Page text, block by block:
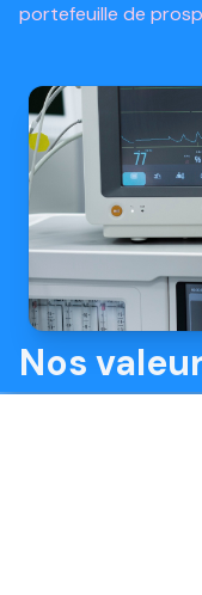
portefeuille de
Nos